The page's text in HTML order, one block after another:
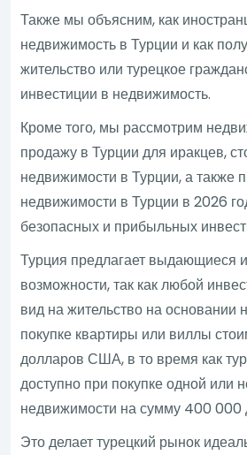
Также мы объясним, как
недвижимость в Турции и как
жительство или турецкое
инвестиции в недвижимость.
Кроме того, мы рассмотрим
продажу в Турции для иракцев,
недвижимости в Турции, а также
недвижимости в Турции в 2026
безопасных и прибыльных
Турция предлагает выдающиеся
возможности, так как любой
вид на жительство на основании
покупке квартиры или виллы
долларов США, в то время как
доступно при покупке одной или
недвижимости на сумму 400
Это делает турецкий рынок